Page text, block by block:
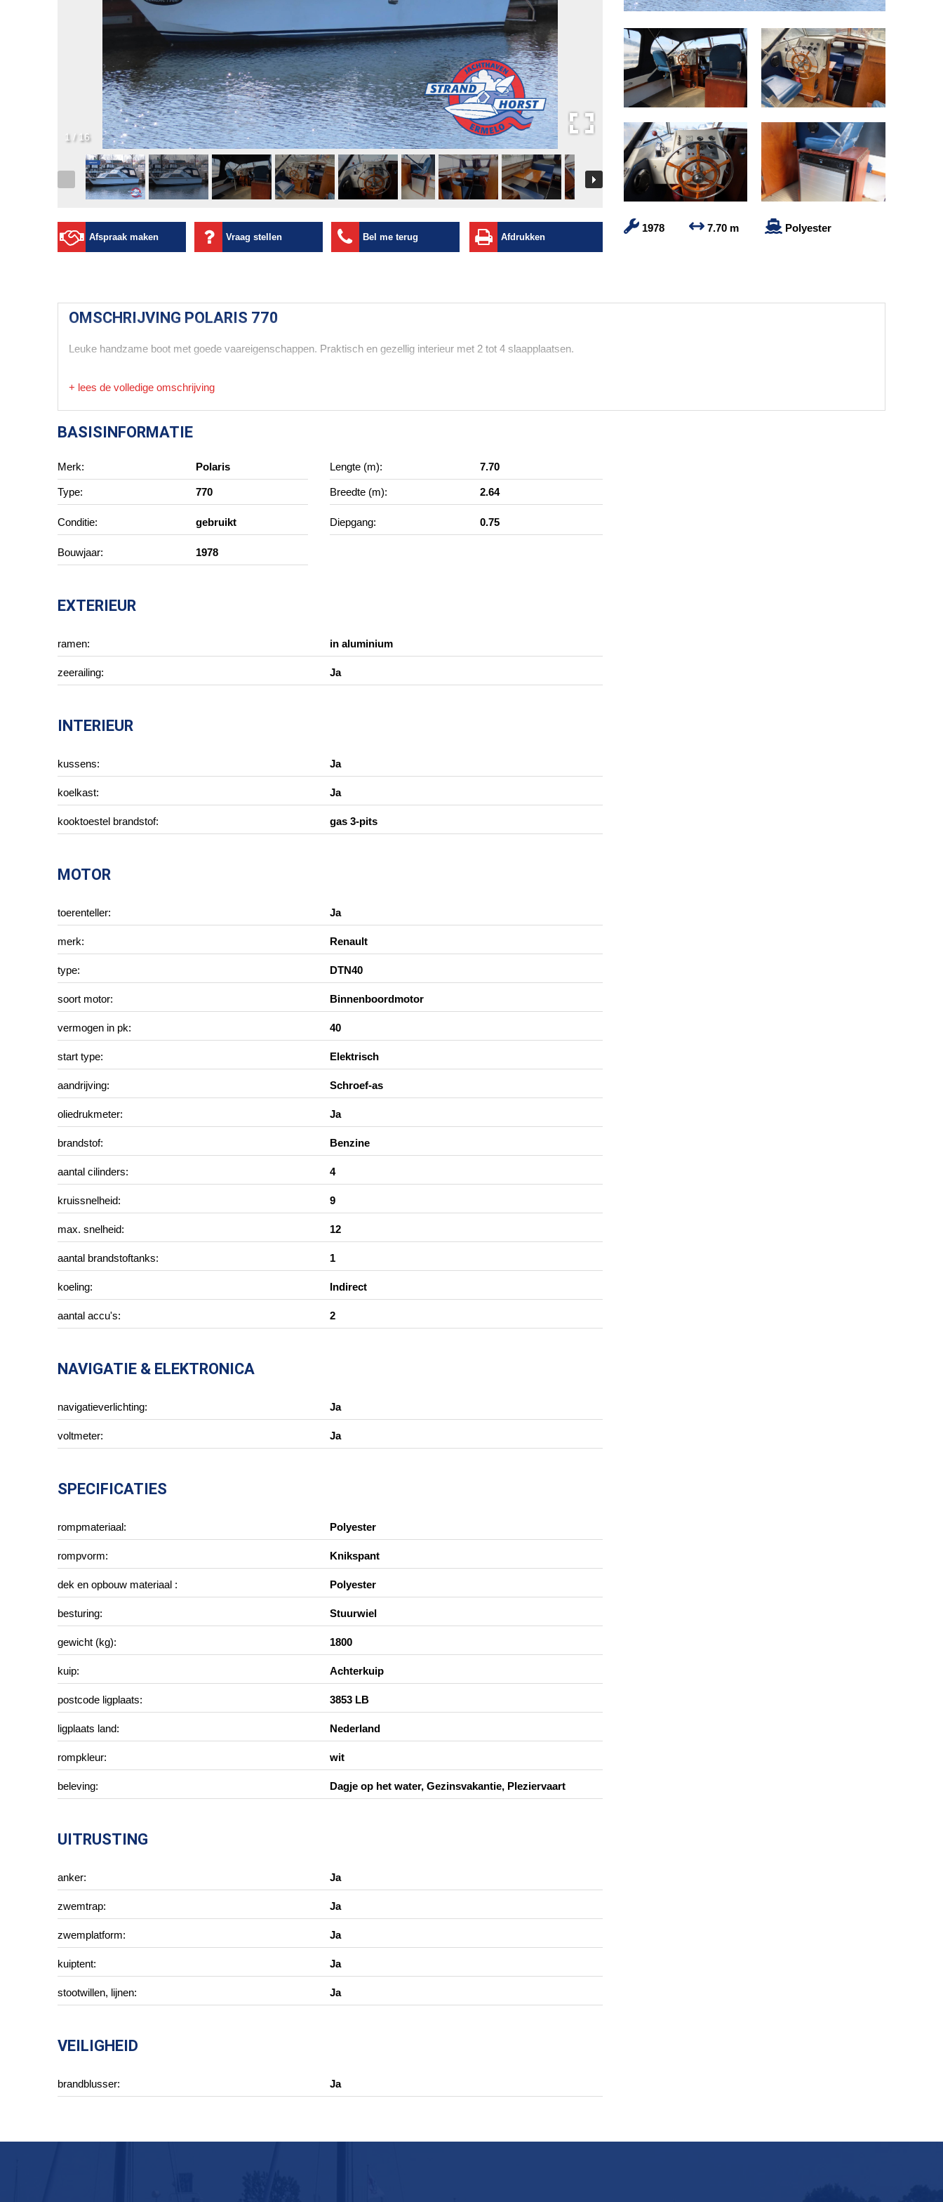
1 / 16
Afspraak maken Vraag stellen Bel me terug Afdrukken
1978 7.70 m Polyester
OMSCHRIJVING POLARIS 770
Leuke handzame boot met goede vaareigenschappen. Praktisch en gezellig interieur met 2 tot 4 slaapplaatsen.
+ lees de volledige omschrijving
BASISINFORMATIE
Merk: Polaris Lengte (m): 7.70
Type: 770 Breedte (m): 2.64
Conditie: gebruikt Diepgang: 0.75
Bouwjaar: 1978
EXTERIEUR
ramen: in aluminium
zeerailing: Ja
INTERIEUR
kussens: Ja
koelkast: Ja
kooktoestel brandstof: gas 3-pits
MOTOR
toerenteller: Ja
merk: Renault
type: DTN40
soort motor: Binnenboordmotor
vermogen in pk: 40
start type: Elektrisch
aandrijving: Schroef-as
oliedrukmeter: Ja
brandstof: Benzine
aantal cilinders: 4
kruissnelheid: 9
max. snelheid: 12
aantal brandstoftanks: 1
koeling: Indirect
aantal accu's: 2
NAVIGATIE & ELEKTRONICA
navigatieverlichting: Ja
voltmeter: Ja
SPECIFICATIES
rompmateriaal: Polyester
rompvorm: Knikspant
dek en opbouw materiaal : Polyester
besturing: Stuurwiel
gewicht (kg): 1800
kuip: Achterkuip
postcode ligplaats: 3853 LB
ligplaats land: Nederland
rompkleur: wit
beleving: Dagje op het water, Gezinsvakantie, Pleziervaart
UITRUSTING
anker: Ja
zwemtrap: Ja
zwemplatform: Ja
kuiptent: Ja
stootwillen, lijnen: Ja
VEILIGHEID
brandblusser: Ja